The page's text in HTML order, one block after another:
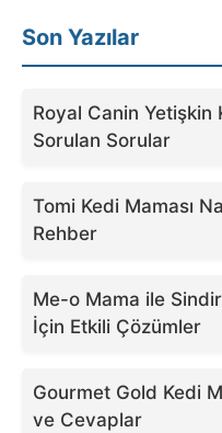
Son Yazılar
Royal Canin Yetişkin
Sorulan Sorular
Tomi Kedi Maması
Rehber
Me-o Mama ile
İçin Etkili Çözümler
Gourmet Gold Kedi
ve Cevaplar